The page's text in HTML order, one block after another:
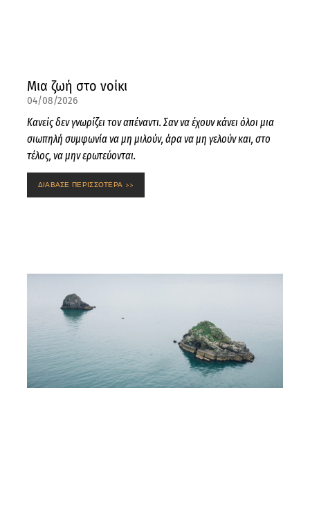
Μια ζωή στο νοίκι
04/08/2026
Κανείς δεν γνωρίζει τον απέναντι. Σαν να έχουν κάνει όλοι μια
σιωπηλή συμφωνία να μη μιλούν, άρα να μη γελούν και, στο
τέλος, να μην ερωτεύονται.
ΔΙΑΒΑΣΕ ΠΕΡΙΣΣΟΤΕΡΑ >>